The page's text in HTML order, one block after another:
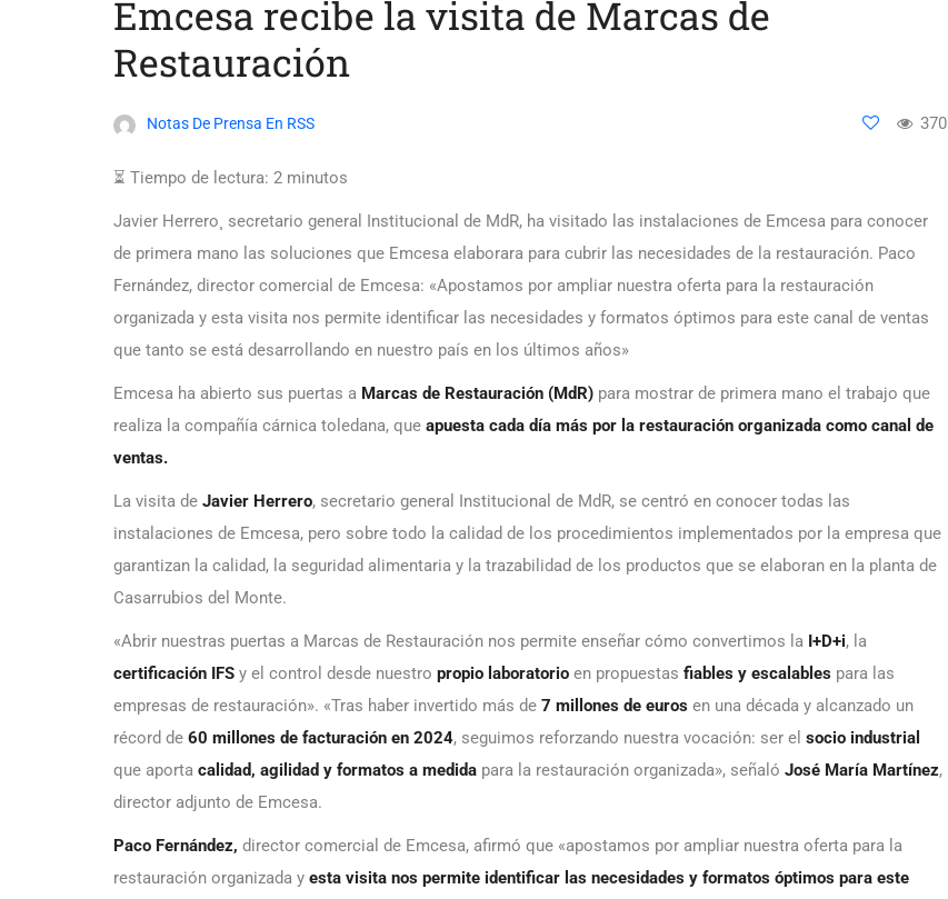
Emcesa recibe la visita de Marcas de
Restauración
Notas De Prensa En RSS 370
⏳ Tiempo de lectura: 2 minutos
Javier Herrero¸ secretario general Institucional de MdR, ha visitado las instalaciones de Emcesa para conocer
de primera mano las soluciones que Emcesa elaborara para cubrir las necesidades de la restauración. Paco
Fernández, director comercial de Emcesa: «Apostamos por ampliar nuestra oferta para la restauración
organizada y esta visita nos permite identificar las necesidades y formatos óptimos para este canal de ventas
que tanto se está desarrollando en nuestro país en los últimos años»
Emcesa ha abierto sus puertas a Marcas de Restauración (MdR) para mostrar de primera mano el trabajo que
realiza la compañía cárnica toledana, que apuesta cada día más por la restauración organizada como canal de
ventas.
La visita de Javier Herrero, secretario general Institucional de MdR, se centró en conocer todas las
instalaciones de Emcesa, pero sobre todo la calidad de los procedimientos implementados por la empresa que
garantizan la calidad, la seguridad alimentaria y la trazabilidad de los productos que se elaboran en la planta de
Casarrubios del Monte.
«Abrir nuestras puertas a Marcas de Restauración nos permite enseñar cómo convertimos la I+D+i, la
certificación IFS y el control desde nuestro propio laboratorio en propuestas fiables y escalables para las
empresas de restauración». «Tras haber invertido más de 7 millones de euros en una década y alcanzado un
récord de 60 millones de facturación en 2024, seguimos reforzando nuestra vocación: ser el socio industrial
que aporta calidad, agilidad y formatos a medida para la restauración organizada», señaló José María Martínez,
director adjunto de Emcesa.
Paco Fernández, director comercial de Emcesa, afirmó que «apostamos por ampliar nuestra oferta para la
restauración organizada y esta visita nos permite identificar las necesidades y formatos óptimos para este